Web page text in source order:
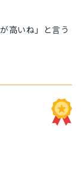
高いね」と言う